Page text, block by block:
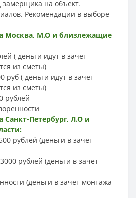
замерщика на объект.
Рекомендации в выборе
Москва, М.О и близлежащие
( деньги идут в зачет
из сметы)
руб ( деньги идут в зачет
из сметы)
рублей
Санкт-Петербург, Л.О и
рублей (деньги в зачет
рублей (деньги в зачет
(деньги в зачет монтажа